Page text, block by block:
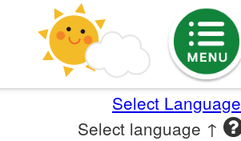
Select Language
Select language ↑